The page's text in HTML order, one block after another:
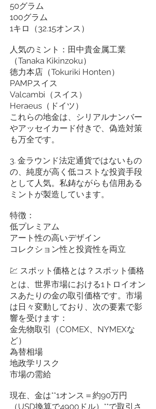
50グラム
100グラム
1キロ（32.15オンス）
人気のミント：田中貴金属工業
（Tanaka Kikinzoku）
徳力本店（Tokuriki Honten）
PAMPスイス
Valcambi（スイス）
Heraeus（ドイツ）
これらの地金は、シリアルナンバー
やアッセイカード付きで、偽造対策
も万全です。
3. 金ラウンド法定通貨ではないもの
の、純度が高く低コストな投資手段
として人気。私鋳ながらも信用ある
ミントが製造しています。
特徴：
低プレミアム
アート性の高いデザイン
コレクション性と投資性を両立
💹 スポット価格とは？スポット価格
とは、世界市場における1トロイオン
スあたりの金の取引価格です。市場
は日々変動しており、次の要素で影
響を受けます：
金先物取引（COMEX、NYMEXな
ど）
為替相場
地政学 リスク
市場の需給
現在、金は**1オンス＝約90万円
（USD換算で4900ドル）**で取引さ